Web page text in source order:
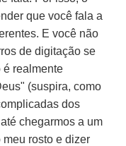
que você fala a
E você não
de digitação se
é realmente
(suspira, como
dos
chegarmos a um
rosto e dizer